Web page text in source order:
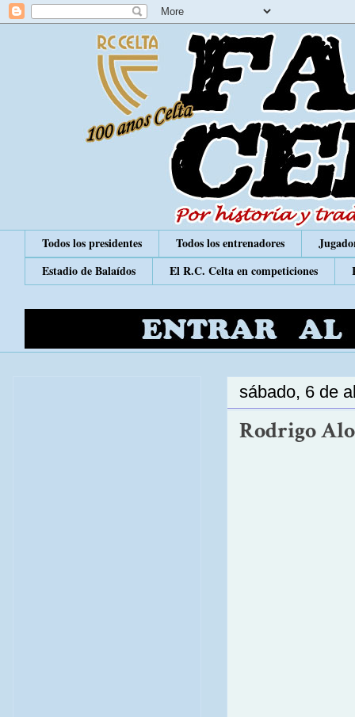
Todos los presidentes Todos los entrenadores
Estadio de Balaídos
El R.C. Celta en competiciones
sábado, 6 de
Rodrigo